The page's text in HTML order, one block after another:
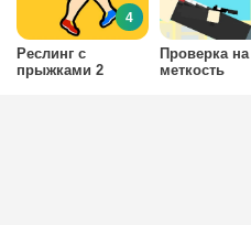
Реслинг с
прыжками 2
4
Проверка на
меткость